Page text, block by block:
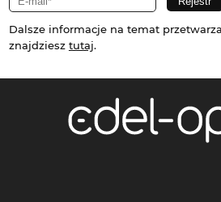
Dalsze informacje na temat
znajdziesz tutaj.